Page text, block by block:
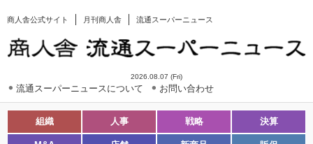
商人舎公式サイト 月刊商人舎 流通スーパーニュース
2026.08.07 (Fri)
流通スーパーニュースについて お問い合わせ
組織 人事 戦略 決算